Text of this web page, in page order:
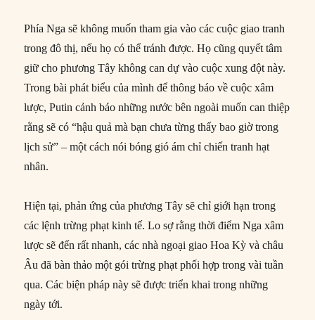
Phía Nga sẽ không muốn tham gia vào các cuộc giao tranh
trong đô thị, nếu họ có thể tránh được. Họ cũng quyết tâm
giữ cho phương Tây không can dự vào cuộc xung đột này.
Trong bài phát biểu của mình để thông báo về cuộc xâm
lược, Putin cảnh báo những nước bên ngoài muốn can thiệp
rằng sẽ có “hậu quả mà bạn chưa từng thấy bao giờ trong
lịch sử” – một cách nói bóng gió ám chỉ chiến tranh hạt
nhân.
Hiện tại, phản ứng của phương Tây sẽ chỉ giới hạn trong
các lệnh trừng phạt kinh tế. Lo sợ rằng thời điểm Nga xâm
lược sẽ đến rất nhanh, các nhà ngoại giao Hoa Kỳ và châu
Âu đã bàn thảo một gói trừng phạt phối hợp trong vài tuần
qua. Các biện pháp này sẽ được triển khai trong những
ngày tới.